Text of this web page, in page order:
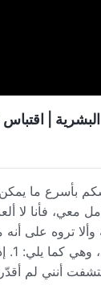
| اقتباس 363
بأسرع ما يمكن
معي، فأنا لا
تروه على